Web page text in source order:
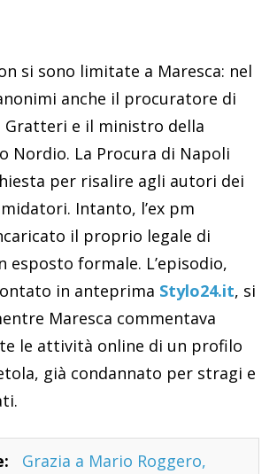
si sono limitate a Maresca: nel
anche il procuratore di
Gratteri e il ministro della
Nordio. La Procura di Napoli
per risalire agli autori dei
Intanto, l’ex pm
il proprio legale di
esposto formale. L’episodio,
in anteprima Stylo24.it, si
Maresca commentava
le attività online di un profilo
già condannato per stragi e
Grazia a Mario Roggero,